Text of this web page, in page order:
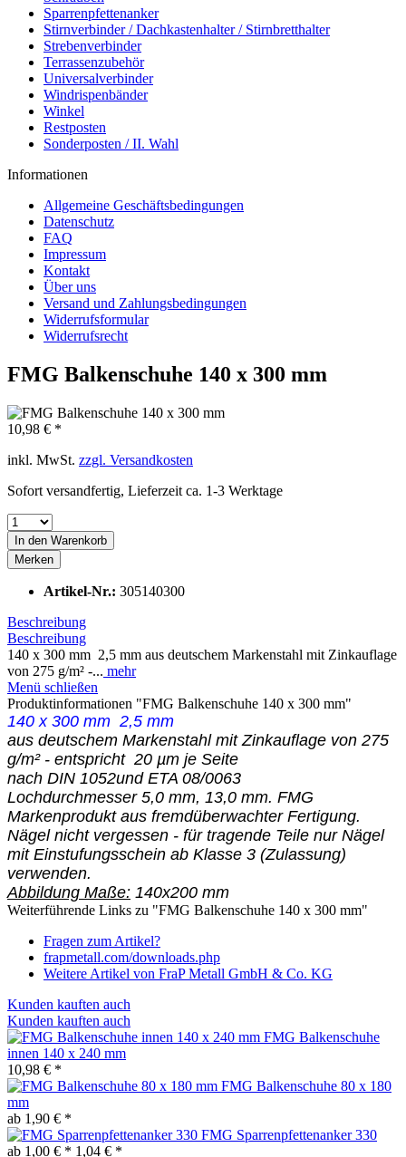
Sparrenpfettenanker
Stirnverbinder / Dachkastenhalter / Stirnbretthalter
Strebenverbinder
Terrassenzubehör
Universalverbinder
Windrispenbänder
Winkel
Restposten
Sonderposten / II. Wahl
Informationen
Allgemeine Geschäftsbedingungen
Datenschutz
FAQ
Impressum
Kontakt
Über uns
Versand und Zahlungsbedingungen
Widerrufsformular
Widerrufsrecht
FMG Balkenschuhe 140 x 300 mm
10,98 € *
inkl. MwSt. zzgl. Versandkosten
Sofort versandfertig, Lieferzeit ca. 1-3 Werktage
In den Warenkorb
Merken
Artikel-Nr.: 305140300
Beschreibung
Beschreibung
140 x 300 mm 2,5 mm aus deutschem Markenstahl mit Zinkauflage
von 275 g/m² -... mehr
Menü schließen
Produktinformationen "FMG Balkenschuhe 140 x 300 mm"
140 x 300 mm 2,5 mm
aus deutschem Markenstahl mit Zinkauflage von 275
g/m² - entspricht 20 µm je Seite
nach DIN 1052und ETA 08/0063
Lochdurchmesser 5,0 mm, 13,0 mm. FMG
Markenprodukt aus fremdüberwachter Fertigung.
Nägel nicht vergessen - für tragende Teile nur Nägel
mit Einstufungsschein ab Klasse 3 (Zulassung)
verwenden.
Abbildung Maße: 140x200 mm
Weiterführende Links zu "FMG Balkenschuhe 140 x 300 mm"
Fragen zum Artikel?
frapmetall.com/downloads.php
Weitere Artikel von FraP Metall GmbH & Co. KG
Kunden kauften auch
Kunden kauften auch
FMG Balkenschuhe
innen 140 x 240 mm
10,98 € *
FMG Balkenschuhe 80 x 180
mm
ab 1,90 € *
FMG Sparrenpfettenanker 330
ab 1,00 € * 1,04 € *